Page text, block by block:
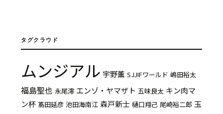
タグクラウド
ムンジアル 宇野薫 SJJIFワールド 嶋田裕太
福島聖也 永尾澪 エンゾ・ヤマザト 五味良太 キン肉マ
ン杯 髙田延彦 池田海南江 森戸新士 樋口翔己 尾崎裕二郎 玉